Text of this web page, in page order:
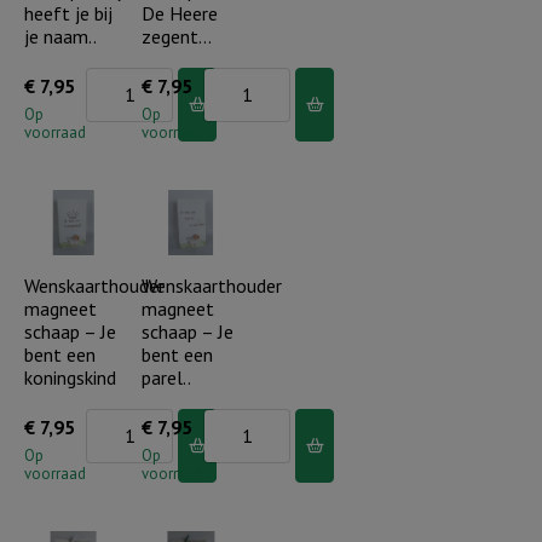
heeft je bij
je naam..
€ 7,95
Op
voorraad
Wenskaarthouder
magneet
heeft
je
bij
naam..
De Heere
zegent…
€ 7,95
Op
voorraad
magneet
schaap
Heere
zegent...
aantal
Wenskaarthouder
magneet
schaap – Je
bent een
koningskind
€ 7,95
Op
voorraad
Wenskaarthouder
magneet
Wenskaarthouder
magneet
schaap – Je
bent een
parel..
€ 7,95
Op
voorraad
Wenskaarthouder
magneet
schaap